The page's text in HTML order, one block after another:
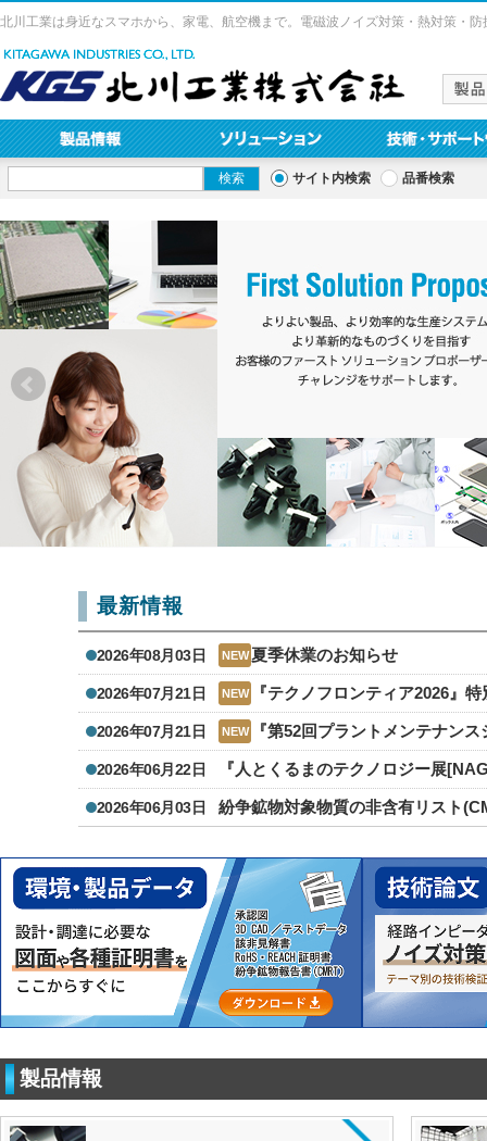
北川工業は身近なスマホから、家電、航空機まで。電磁波ノイズ対策・熱対策・
サイト内検索 品番検索
最新情報
2026年08月03日 NEW 夏季休業のお知らせ
2026年07月21日 NEW 『テクノフロンティア2026』
2026年07月21日 NEW 『第52回プラントメンテナン
2026年06月22日 『人とくるまのテクノロジー展
2026年06月03日 紛争鉱物対象物質の非含有リスト
製品情報